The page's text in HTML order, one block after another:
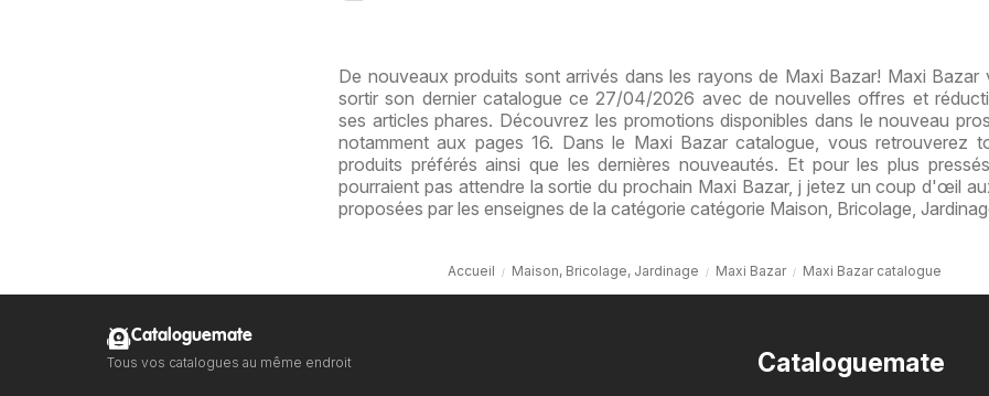
De nouveaux produits sont arrivés dans les rayons de Maxi Bazar! Maxi Bazar
sortir son dernier catalogue ce 27/04/2026 avec de nouvelles offres et
ses articles phares. Découvrez les promotions disponibles dans le nouveau
notamment aux pages 16. Dans le Maxi Bazar catalogue, vous retrouverez
produits préférés ainsi que les dernières nouveautés. Et pour les plus
pourraient pas attendre la sortie du prochain Maxi Bazar, j jetez un coup d'œil
proposées par les enseignes de la catégorie catégorie Maison, Bricolage,
Accueil Maison, Bricolage, Jardinage Maxi Bazar Maxi Bazar catalogue
Cataloguemate
Cataloguemate
Tous vos catalogues au même endroit